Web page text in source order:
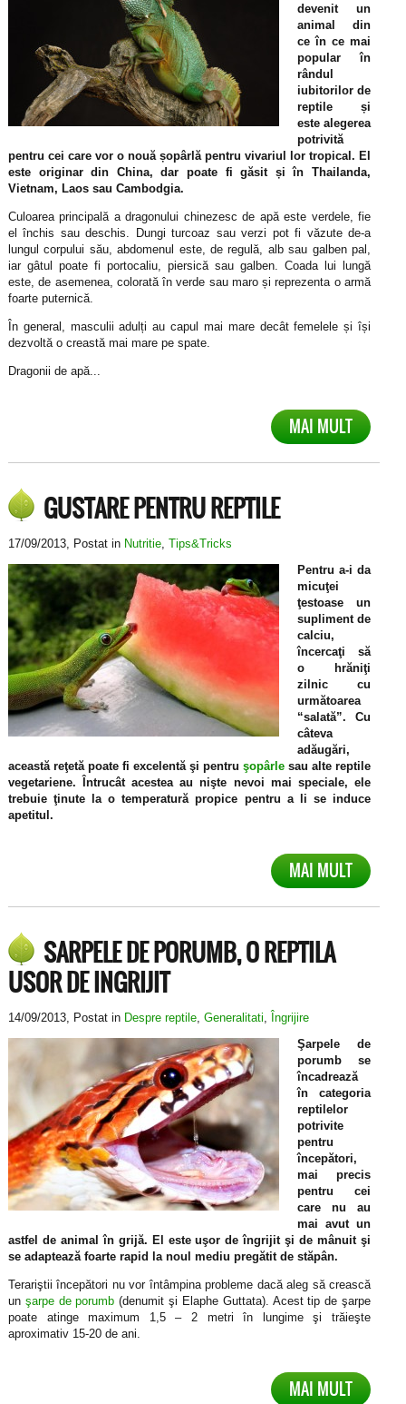
devenit un
animal din
ce în ce mai
popular în
rândul
iubitorilor de
reptile și
este alegerea
potrivită
pentru cei care vor o nouă șopârlă pentru vivariul lor tropical. El
este originar din China, dar poate fi găsit și în Thailanda,
Vietnam, Laos sau Cambodgia.
Culoarea principală a dragonului chinezesc de apă este verdele, fie
el închis sau deschis. Dungi turcoaz sau verzi pot fi văzute de-a
lungul corpului său, abdomenul este, de regulă, alb sau galben pal,
iar gâtul poate fi portocaliu, piersică sau galben. Coada lui lungă
este, de asemenea, colorată în verde sau maro și reprezenta o armă
foarte puternică.
În general, masculii adulți au capul mai mare decât femelele și își
dezvoltă o creastă mai mare pe spate.
Dragonii de apă...
MAI MULT
GUSTARE PENTRU REPTILE
17/09/2013, Postat in Nutritie, Tips&Tricks
Pentru a-i da
micuţei
ţestoase un
supliment de
calciu,
încercaţi să
o hrăniţi
zilnic cu
următoarea
“salată”. Cu
câteva
adăugări,
această reţetă poate fi excelentă şi pentruşopârle sau alte reptile
vegetariene. Întrucât acestea au nişte nevoi mai speciale, ele
trebuie ţinute la o temperatură propice pentru a li se induce
apetitul.
MAI MULT
SARPELE DE PORUMB, O REPTILA
USOR DE INGRIJIT
14/09/2013, Postat in Despre reptile, Generalitati, Îngrijire
Şarpele de
porumb se
încadrează
în categoria
reptilelor
potrivite
pentru
începători,
mai precis
pentru cei
care nu au
mai avut un
astfel de animal în grijă. El este uşor de îngrijit şi de mânuit şi
se adaptează foarte rapid la noul mediu pregătit de stăpân.
Terariştii începători nu vor întâmpina probleme dacă aleg să crească
un şarpe de porumb (denumit şi Elaphe Guttata). Acest tip de şarpe
poate atinge maximum 1,5 – 2 metri în lungime şi trăieşte
aproximativ 15-20 de ani.
MAI MULT